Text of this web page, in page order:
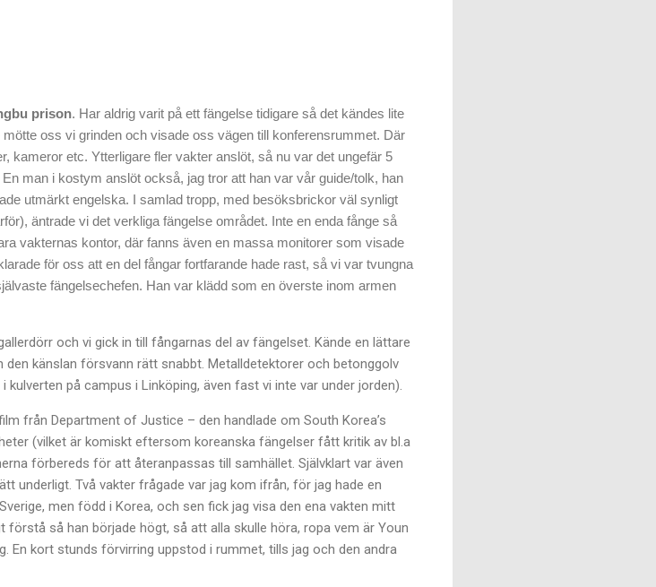
prison. Har aldrig varit på ett fängelse tidigare så det kändes lite
oss vi grinden och visade oss vägen till konferensrummet. Där
kameror etc. Ytterligare fler vakter anslöt, så nu var det ungefär 5
man i kostym anslöt också, jag tror att han var vår guide/tolk, han
utmärkt engelska. I samlad tropp, med besöksbrickor väl synligt
äntrade vi det verkliga fängelse området. Inte en enda fånge så
vakternas kontor, där fanns även en massa monitorer som visade
för oss att en del fångar fortfarande hade rast, så vi var tvungna
fängelsechefen. Han var klädd som en överste inom armen
och vi gick in till fångarnas del av fängelset. Kände en lättare
känslan försvann rätt snabbt. Metalldetektorer och betonggolv
på campus i Linköping, även fast vi inte var under jorden).
från Department of Justice – den handlade om South Korea’s
(vilket är komiskt eftersom koreanska fängelser fått kritik av bl.a
förbereds för att återanpassas till samhället. Självklart var även
underligt. Två vakter frågade var jag kom ifrån, för jag hade en
men född i Korea, och sen fick jag visa den ena vakten mitt
förstå så han började högt, så att alla skulle höra, ropa vem är Youn
En kort stunds förvirring uppstod i rummet, tills jag och den andra